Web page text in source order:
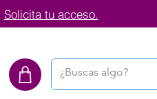
Solicita tu acceso.